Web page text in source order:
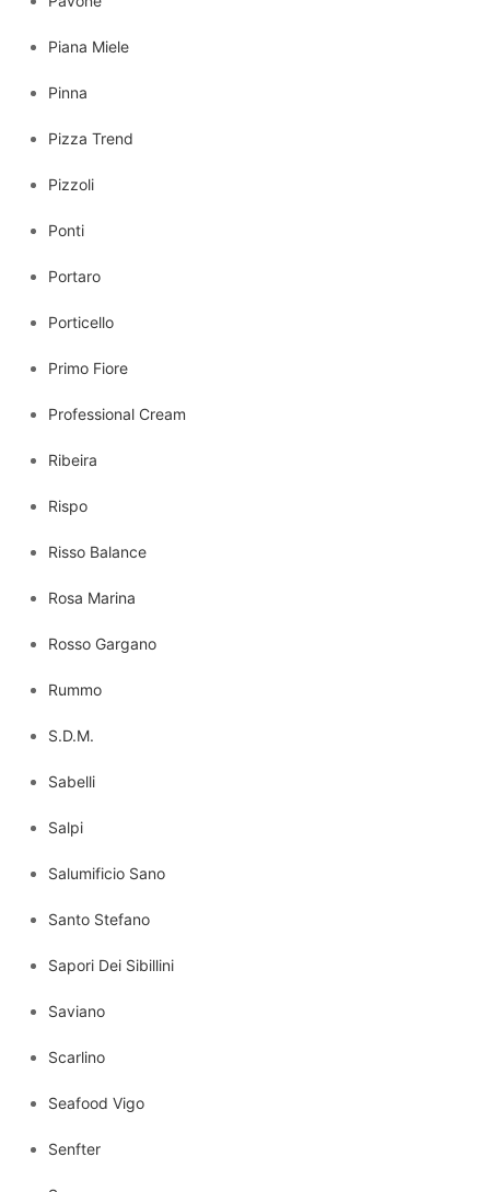
Piana Miele
Pinna
Pizza Trend
Pizzoli
Ponti
Portaro
Porticello
Primo Fiore
Professional Cream
Ribeira
Rispo
Risso Balance
Rosa Marina
Rosso Gargano
Rummo
S.D.M.
Sabelli
Salpi
Salumificio Sano
Santo Stefano
Sapori Dei Sibillini
Saviano
Scarlino
Seafood Vigo
Senfter